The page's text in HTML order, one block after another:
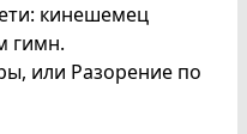
кинешемец
гимн.
или Разорение по